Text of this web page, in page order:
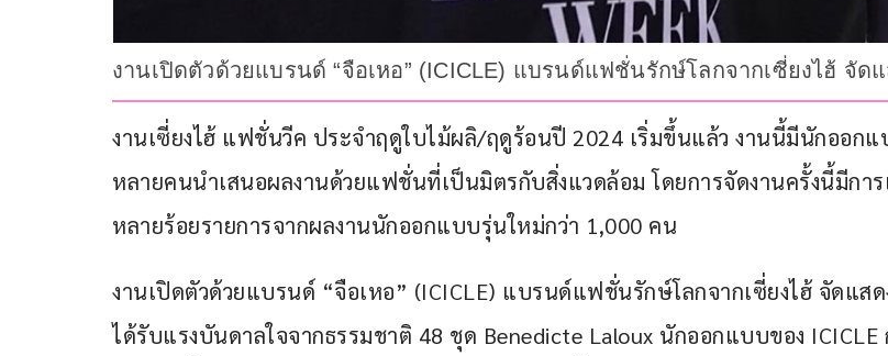
งานเปิดตัวด้วยแบรนด์ “จือเหอ” (ICICLE) แบรนด์แฟชั่นรักษ์โลกจากเซี่ยงไฮ้ จั
งานเซี่ยงไฮ้ แฟชั่นวีค ประจําฤดูใบไม้ผลิ/ฤดูร้อนปี 2024 เริ่มขึ้นแล้ว งานนี้มีนักออกแ
หลายคนนําเสนอผลงานด้วยแฟชั่นที่เป็นมิตรกับสิ่งแวดล้อม โดยการจัดงานครั้งนี้มีกา
หลายร้อยรายการจากผลงานนักออกแบบรุ่นใหม่กว่า 1,000 คน
งานเปิดตัวด้วยแบรนด์ “จือเหอ” (ICICLE) แบรนด์แฟชั่นรักษ์โลกจากเซี่ยงไฮ้ จัดแส
ได้รับแรงบันดาลใจจากธรรมชาติ 48 ชุด Benedicte Laloux นักออกแบบของ ICICLE